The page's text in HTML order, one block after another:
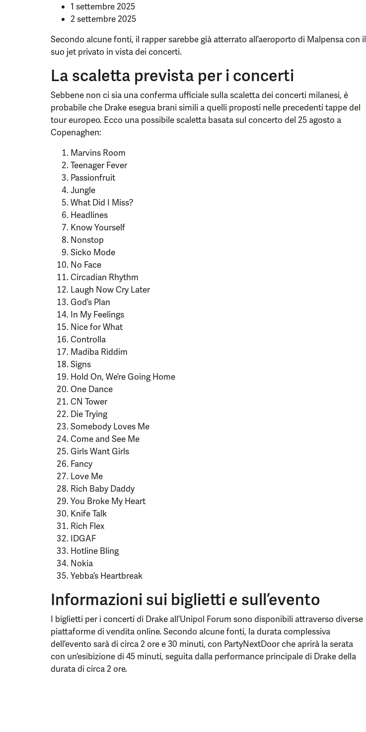
1 settembre 2025
2 settembre 2025
Secondo alcune fonti, il rapper sarebbe già atterrato all’aeroporto di Malpensa con il
suo jet privato in vista dei concerti.
La scaletta prevista per i concerti
Sebbene non ci sia una conferma ufficiale sulla scaletta dei concerti milanesi, è
probabile che Drake esegua brani simili a quelli proposti nelle precedenti tappe del
tour europeo. Ecco una possibile scaletta basata sul concerto del 25 agosto a
Copenaghen:
Marvins Room
Teenager Fever
Passionfruit
Jungle
What Did I Miss?
Headlines
Know Yourself
Nonstop
Sicko Mode
No Face
Circadian Rhythm
Laugh Now Cry Later
God’s Plan
In My Feelings
Nice for What
Controlla
Madiba Riddim
Signs
Hold On, We’re Going Home
One Dance
CN Tower
Die Trying
Somebody Loves Me
Come and See Me
Girls Want Girls
Fancy
Love Me
Rich Baby Daddy
You Broke My Heart
Knife Talk
Rich Flex
IDGAF
Hotline Bling
Nokia
Yebba’s Heartbreak
Informazioni sui biglietti e sull’evento
I biglietti per i concerti di Drake all’Unipol Forum sono disponibili attraverso diverse
piattaforme di vendita online. Secondo alcune fonti, la durata complessiva
dell’evento sarà di circa 2 ore e 30 minuti, con PartyNextDoor che aprirà la serata
con un’esibizione di 45 minuti, seguita dalla performance principale di Drake della
durata di circa 2 ore.